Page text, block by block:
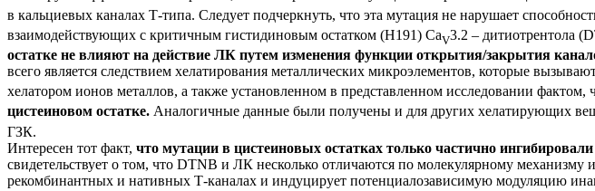
в кальциевых каналах Т-типа. Следует подчеркнуть, что эта мутация не нарушает
взаимодействующих с критичным гистидиновым остатком (H191) CaV3.2 – дитиотрентола
остатке не влияют на действие ЛК путем изменения функции открытия/закрытия
всего является следствием хелатирования металлических микроэлементов, которые
хелатором ионов металлов, а также установленном в представленном исследовании фактом,
цистеиновом остатке. Аналогичные данные были получены и для других хелатирующих
ГЗК.
Интересен тот факт, что мутации в цистеиновых остатках только частично
свидетельствует о том, что DTNB и ЛК несколько отличаются по молекулярному
рекомбинантных и нативных Т-каналах и индуцирует потенциалозависимую модуляцию